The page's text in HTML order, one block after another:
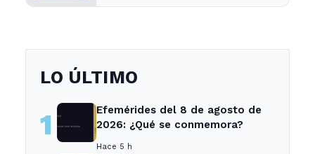
LO ÚLTIMO
1
Efemérides del 8 de agosto de
2026: ¿Qué se conmemora?
Hace 5 h